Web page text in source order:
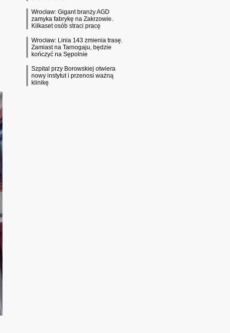
Wrocław: Gigant branży AGD
zamyka fabrykę na Zakrzowie.
Kilkaset osób straci pracę
Wrocław: Linia 143 zmienia trasę.
Zamiast na Tarnogaju, będzie
kończyć na Sępolnie
Szpital przy Borowskiej otwiera
nowy instytut i przenosi ważną
klinikę